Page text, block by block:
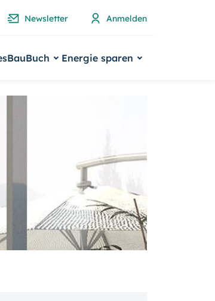
Newsletter Anmelden
BauBuch Energie sparen